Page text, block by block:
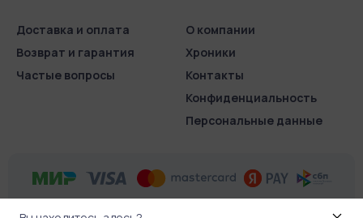
Доставка и оплата
Возврат и гарантия
Частые вопросы
О компании
Хроники
Контакты
Конфиденциаль­ность
Персональные данные